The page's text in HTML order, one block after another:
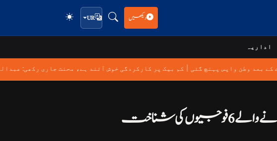
دیکھیں UR
اداریہ
کم بیک پر کارکردگی خوش آئند ہے، محنت جاری رکھی: | کے بعد وطن واپس پہنچ گئی
بھارت نے پاکستان کے ساتھ کشیدگی کے دوران ہلاک ہونے والے 6 فوجیوں کی شناخت